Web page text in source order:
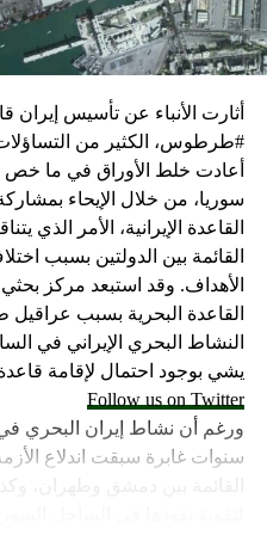
كما وقال بيان من مكتب
الإسرائيلية في محور فيلادلفيا
التسلح”.
وفي هذا السياق، قال الكاتب
جمال زقوت في حديث لـ”سكاي
حماس ليست عقبة في
القبيل تجني على
المعضلة الأساسية هي
الإسرائيلي والمنطقة
حماس وافقت على
وقالت إنها وافقت على
حماس تدرك أن وقف
والمنطقة.
أثارت الأنباء عن تأسيس
#طرطوس، الكثير من التساؤلات
أعادت خلط الأوراق في ما خص
سوريا، من خلال الإيحاء
القاعدة الإيرانية، الأمر الذي
القائمة بين الدولتين بسبب
الأهداف. وقد استبعد مركز
القاعدة البحرية بسبب
النشاط البحري الإيراني في
يشي بوجود احتمال لإقامة
Follow us on Twitter
ورغم أن نشاط إيران البحري